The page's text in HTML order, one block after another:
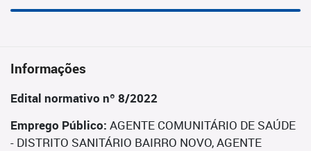
Informações
Edital normativo nº 8/2022
Emprego Público: AGENTE COMUNITÁRIO DE SAÚDE
- DISTRITO SANITÁRIO BAIRRO NOVO, AGENTE